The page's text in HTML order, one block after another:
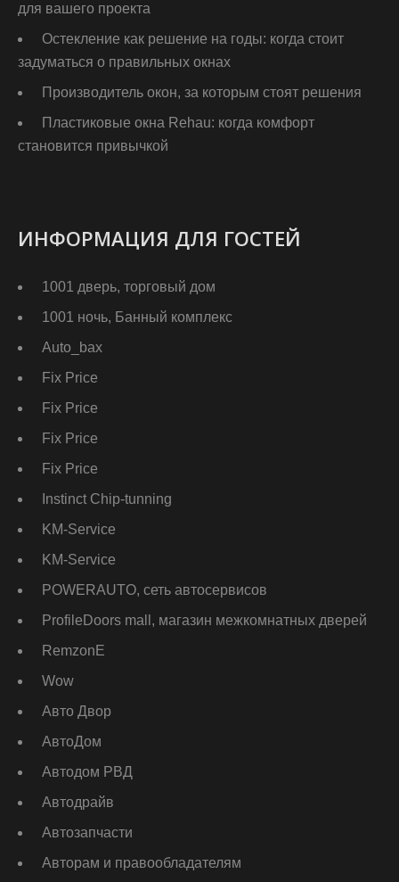
для вашего проекта
Остекление как решение на годы: когда стоит
задуматься о правильных окнах
Производитель окон, за которым стоят решения
Пластиковые окна Rehau: когда комфорт
становится привычкой
ИНФОРМАЦИЯ ДЛЯ ГОСТЕЙ
1001 дверь, торговый дом
1001 ночь, Банный комплекс
Auto_bax
Fix Price
Fix Price
Fix Price
Fix Price
Instinct Chip-tunning
KM-Service
KM-Service
POWERAUTO, сеть автосервисов
ProfileDoors mall, магазин межкомнатных дверей
RemzonE
Wow
Авто Двор
АвтоДом
Автодом РВД
Автодрайв
Автозапчасти
Авторам и правообладателям